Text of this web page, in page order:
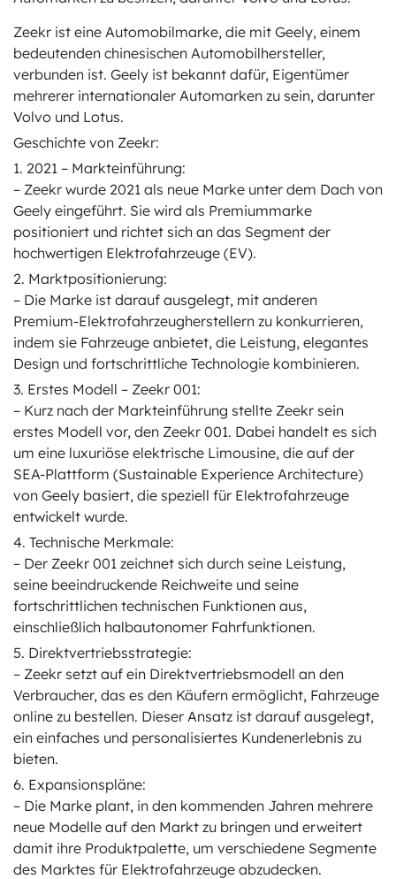
Zeekr ist eine Automobilmarke, die mit Geely, einem
bedeutenden chinesischen Automobilhersteller,
verbunden ist. Geely ist bekannt dafür, Eigentümer
mehrerer internationaler Automarken zu sein, darunter
Volvo und Lotus.
Geschichte von Zeekr:
1. 2021 – Markteinführung:
– Zeekr wurde 2021 als neue Marke unter dem Dach von
Geely eingeführt. Sie wird als Premiummarke
positioniert und richtet sich an das Segment der
hochwertigen Elektrofahrzeuge (EV).
2. Marktpositionierung:
– Die Marke ist darauf ausgelegt, mit anderen
Premium-Elektrofahrzeugherstellern zu konkurrieren,
indem sie Fahrzeuge anbietet, die Leistung, elegantes
Design und fortschrittliche Technologie kombinieren.
3. Erstes Modell – Zeekr 001:
– Kurz nach der Markteinführung stellte Zeekr sein
erstes Modell vor, den Zeekr 001. Dabei handelt es sich
um eine luxuriöse elektrische Limousine, die auf der
SEA-Plattform (Sustainable Experience Architecture)
von Geely basiert, die speziell für Elektrofahrzeuge
entwickelt wurde.
4. Technische Merkmale:
– Der Zeekr 001 zeichnet sich durch seine Leistung,
seine beeindruckende Reichweite und seine
fortschrittlichen technischen Funktionen aus,
einschließlich halbautonomer Fahrfunktionen.
5. Direktvertriebsstrategie:
– Zeekr setzt auf ein Direktvertriebsmodell an den
Verbraucher, das es den Käufern ermöglicht, Fahrzeuge
online zu bestellen. Dieser Ansatz ist darauf ausgelegt,
ein einfaches und personalisiertes Kundenerlebnis zu
bieten.
6. Expansionspläne:
– Die Marke plant, in den kommenden Jahren mehrere
neue Modelle auf den Markt zu bringen und erweitert
damit ihre Produktpalette, um verschiedene Segmente
des Marktes für Elektrofahrzeuge abzudecken.